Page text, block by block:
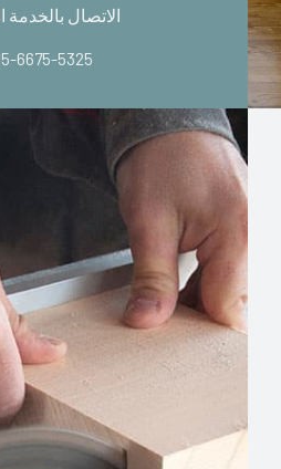
الاتصال بالخدمة
6675-5325